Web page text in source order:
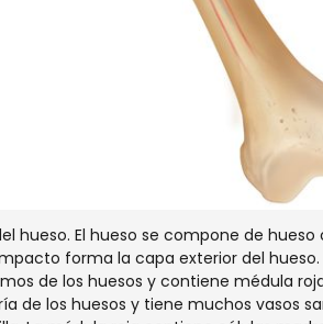
hueso. El hueso se compone de
forma la capa exterior del
de los huesos y contiene médula
de los huesos y tiene muchos vasos